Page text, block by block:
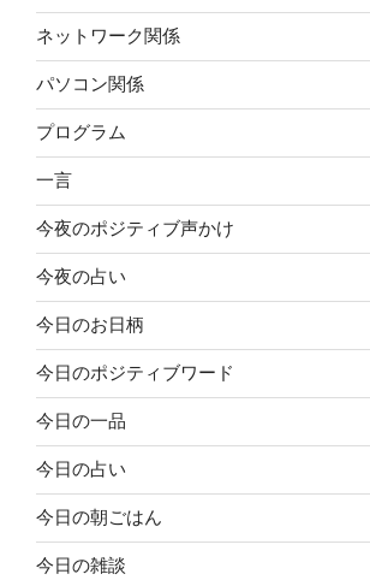
ネットワーク関係
パソコン関係
プログラム
一言
今夜のポジティブ声かけ
今夜の占い
今日のお日柄
今日のポジティブワード
今日の一品
今日の占い
今日の朝ごはん
今日の雑談